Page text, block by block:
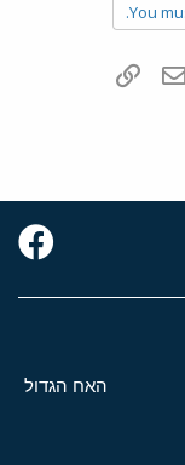
You
דואר אלקטרוני
האח הגדול